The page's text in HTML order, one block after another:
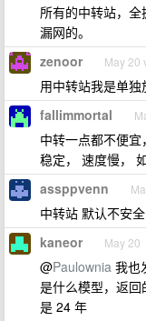
所有的中转站，
漏网的。
zenoor May 20
用中转站我是单
fallimmortal
中转一点都不便
稳定， 速度慢，
assppvenn
中转站 默认不安
kaneor May 20
@Paulownia 我也
是什么模型，返
是 24 年